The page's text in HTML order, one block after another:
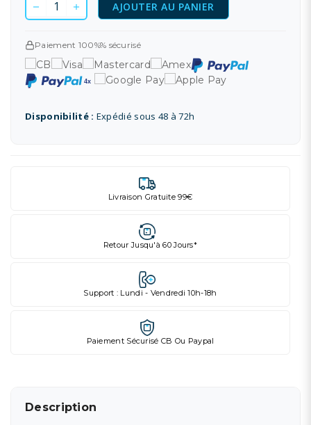
AJOUTER AU PANIER
Paiement 100%% sécurisé
Disponibilité : Expédié sous 48 à 72h
Livraison Gratuite 99€
Retour Jusqu'à 60 Jours*
Support : Lundi - Vendredi 10h-18h
Paiement Sécurisé CB Ou Paypal
Description